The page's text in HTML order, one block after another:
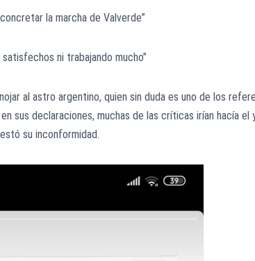
la marcha de Valverde”
ni trabajando mucho”
al astro argentino, quien sin duda es uno de los
sus declaraciones, muchas de las críticas irían hacía
su inconformidad.